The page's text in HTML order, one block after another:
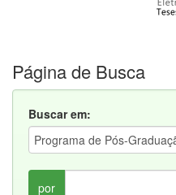
Página de Busca
Buscar em:
por